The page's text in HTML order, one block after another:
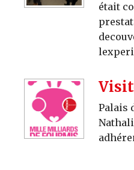
était
Palais